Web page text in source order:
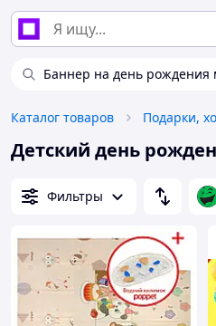
Баннер на день рождения
Каталог товаров Подарки,
Детский день
Фильтры